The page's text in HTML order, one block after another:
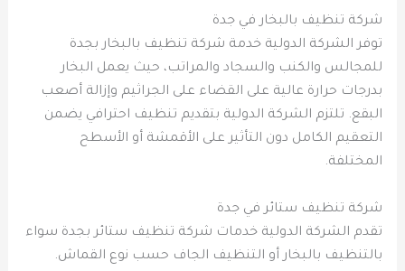
شركة تنظيف بالبخار في جدة
توفر الشركة الدولية خدمة شركة تنظيف بالبخار بجدة
للمجالس والكنب والسجاد والمراتب، حيث يعمل البخار
بدرجات حرارة عالية على القضاء على الجراثيم وإزالة أصعب
البقع. تلتزم الشركة الدولية بتقديم تنظيف احترافي يضمن
التعقيم الكامل دون التأثير على الأقمشة أو الأسطح
المختلفة.
شركة تنظيف ستائر في جدة
تقدم الشركة الدولية خدمات شركة تنظيف ستائر بجدة سواء
بالتنظيف بالبخار أو التنظيف الجاف حسب نوع القماش.